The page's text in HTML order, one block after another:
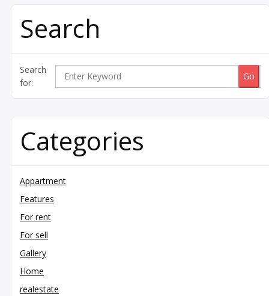
Search
Search
for:
Categories
Appartment
Features
For rent
For sell
Gallery
Home
realestate